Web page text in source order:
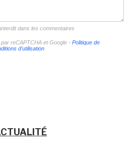
dans les commentaires
reCAPTCHA et Google - Politique de
d'utilisation